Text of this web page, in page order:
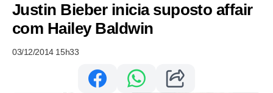
Justin Bieber inicia suposto affair
com Hailey Baldwin
03/12/2014 15h33